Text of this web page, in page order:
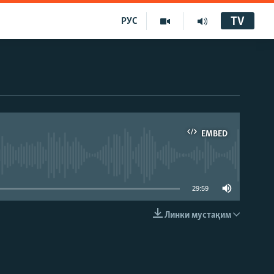
РУС TV
EMBED
EMBED
29:59
Линки мустақим